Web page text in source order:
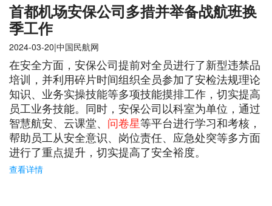
首都机场安保公司多措并举备战航班换
季工作
2024-03-20|中国民航网
在安全方面，安保公司提前对全员进行了新型违禁品
培训，并利用碎片时间组织全员参加了安检法规理论
知识、业务实操技能等多项技能摸排工作，切实提高
员工业务技能。同时，安保公司以科室为单位，通过
智慧航安、云课堂、 问卷星等平台进行学习和考核，
帮助员工从安全意识、岗位责任、应急处突等多方面
进行了重点提升，切实提高了安全裕度。
查看详情